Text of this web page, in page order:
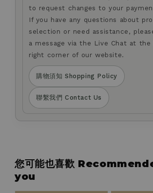
to request changes to your
If you have any questions about
selection or need assistance,
a message via the Live Chat at
right corner of our website.
購物須知 Shopping Policy
聯繫我們 Contact Us
您可能也喜歡
you